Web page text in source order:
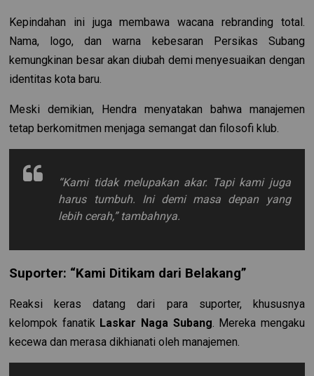
Kepindahan ini juga membawa wacana rebranding total.
Nama, logo, dan warna kebesaran Persikas Subang
kemungkinan besar akan diubah demi menyesuaikan dengan
identitas kota baru.
Meski demikian, Hendra menyatakan bahwa manajemen
tetap berkomitmen menjaga semangat dan filosofi klub.
“Kami tidak melupakan akar. Tapi kami juga
harus tumbuh. Ini demi masa depan yang
lebih cerah,”tambahnya.
Suporter: “Kami Ditikam dari Belakang”
Reaksi keras datang dari para suporter, khususnya
kelompok fanatik Laskar Naga Subang. Mereka mengaku
kecewa dan merasa dikhianati oleh manajemen.